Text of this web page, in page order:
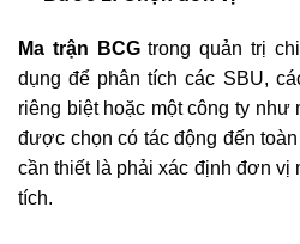
Ma trận BCGtrong quản trị
dụng để phân tích các SBU,
riêng biệt hoặc một công ty
được chọn có tác động đến
cần thiết là phải xác định đơn vị
tích.